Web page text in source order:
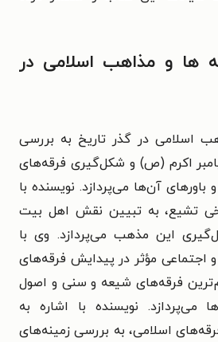
ها و مذاهب اسلامی در
اسلامی در گذر تاریخ به بررسی
اکرم (ص) و شکل‌گیری فرقه‌های
آن‌ها می‌پردازد. نویسنده با
تشیع، به تبیین نقش اهل بیت
این مذهب می‌پردازد. وی با
مؤثر در پیدایش فرقه‌های
فرقه‌های شیعه و سنی و اصول
می‌پردازد. نویسنده با اشاره به
اسلامی، به بررسی زمینه‌های